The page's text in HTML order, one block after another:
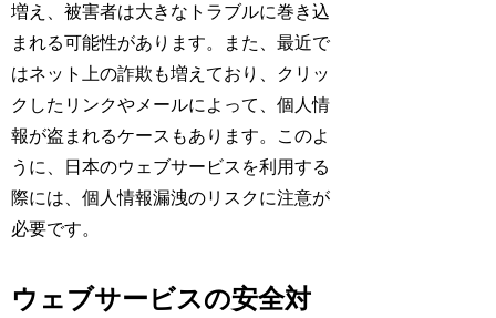
増え、被害者は大きなトラブルに巻き込
まれる可能性があります。また、最近で
はネット上の詐欺も増えており、クリッ
クしたリンクやメールによって、個人情
報が盗まれるケースもあります。このよ
うに、日本のウェブサービスを利用する
際には、個人情報漏洩のリスクに注意が
必要です。
ウェブサービスの安全対